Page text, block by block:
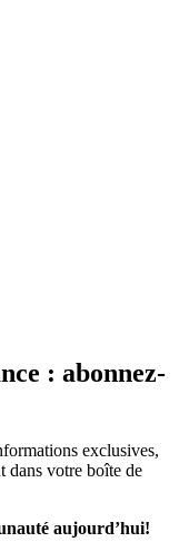
: abonnez-
exclusives,
dans votre boîte de
aujourd’hui!